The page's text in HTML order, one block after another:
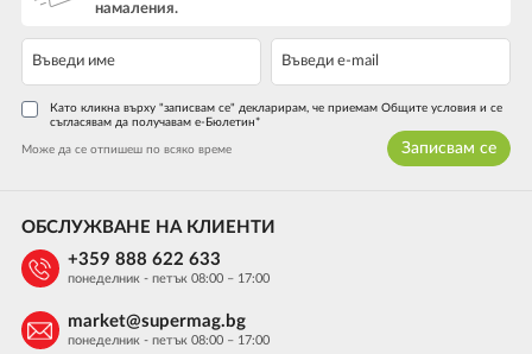
намаления.
Като кликна върху "записвам се" декларирам, че приемам Общите условия и се
съгласявам да получавам е-Бюлетин*
Може да се отпишеш по всяко време Записвам се
ОБСЛУЖВАНЕ НА КЛИЕНТИ
+359 888 622 633
понеделник - петък 08:00 – 17:00
market@supermag.bg
понеделник - петък 08:00 – 17:00